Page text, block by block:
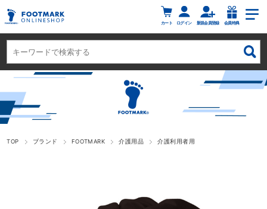
カート ログイン 新規会員登録 会員特典
TOP ブランド FOOTMARK 介護用品 介護利用者用